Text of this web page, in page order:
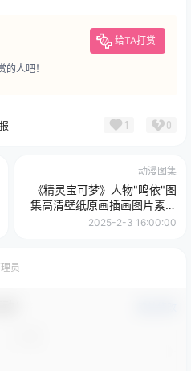
给TA打赏
人吧！
1 0
动漫图集
《精灵宝可梦》人物"鸣依"图
集高清壁纸原画插画图片素材
美术绘画资料集
2025-2-3 16:00:00
员